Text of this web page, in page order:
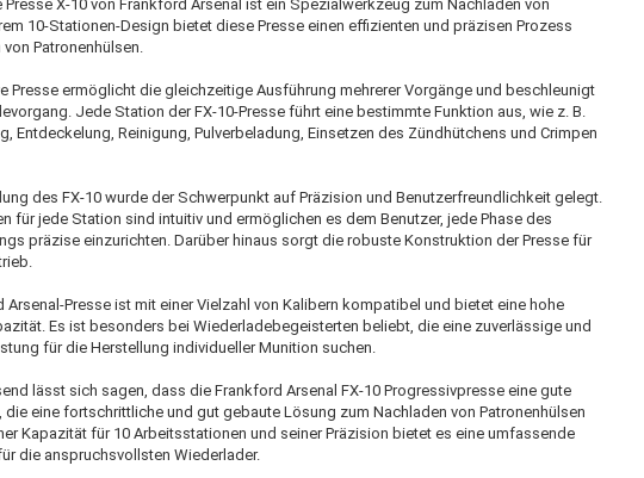
X-10 von Frankford Arsenal ist ein Spezialwerkzeug zum Nachladen von
10-Stationen-Design bietet diese Presse einen effizienten und präzisen Prozess
Patronenhülsen.
Presse ermöglicht die gleichzeitige Ausführung mehrerer Vorgänge und beschleunigt
Jede Station der FX-10-Presse führt eine bestimmte Funktion aus, wie z. B.
Entdeckelung, Reinigung, Pulverbeladung, Einsetzen des Zündhütchens und Crimpen
des FX-10 wurde der Schwerpunkt auf Präzision und Benutzerfreundlichkeit gelegt.
für jede Station sind intuitiv und ermöglichen es dem Benutzer, jede Phase des
präzise einzurichten. Darüber hinaus sorgt die robuste Konstruktion der Presse für
Arsenal-Presse ist mit einer Vielzahl von Kalibern kompatibel und bietet eine hohe
Es ist besonders bei Wiederladebegeisterten beliebt, die eine zuverlässige und
für die Herstellung individueller Munition suchen.
lässt sich sagen, dass die Frankford Arsenal FX-10 Progressivpresse eine gute
die eine fortschrittliche und gut gebaute Lösung zum Nachladen von Patronenhülsen
Kapazität für 10 Arbeitsstationen und seiner Präzision bietet es eine umfassende
die anspruchsvollsten Wiederlader.